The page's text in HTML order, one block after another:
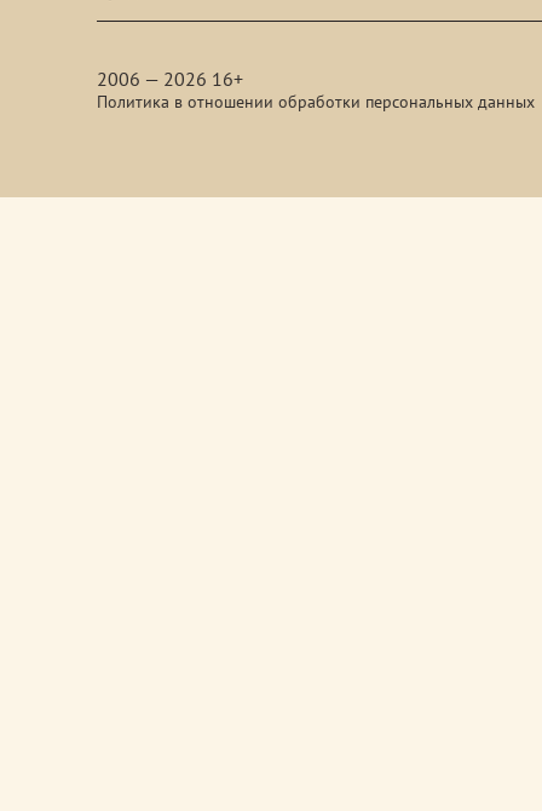
2006 — 2026 16+
Политика в отношении обработки персональных данных